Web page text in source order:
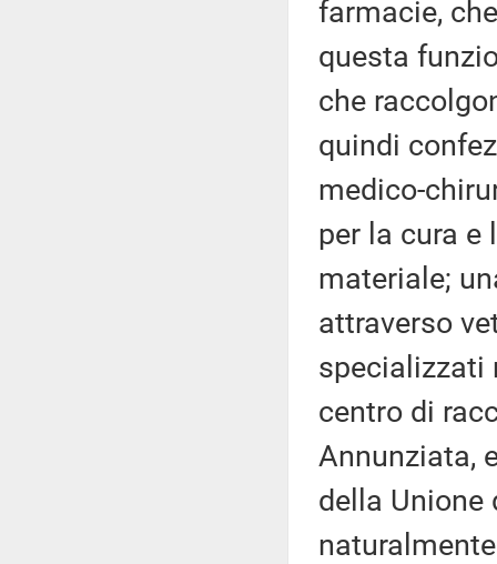
farmacie,
questa
che
quindi
medico-
per la cura e
materiale;
attraverso
specializzati
centro di
Annunziata,
della